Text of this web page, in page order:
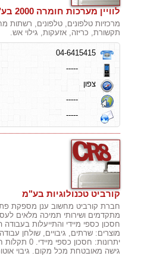
קורביט טכנולוגיות בע"מ
חברת קורביט מחשוב ענן מספקת
מתקדמים ושירותי תמיכה מלאים
חסכון כספי מיידי והתייעלות
מוצרים: שרתים, גיבויים, שולחן
יתרונות:
גישה מאובטחת מכל מקום. גיבוי
לוויין מערכות חומרה 2000 בע"מ
מרכזיות טלפונים, טלפונים, רשתות
תקשורת, כריזה, אזעקות, גילוי אש.
04-6415415
-----
צפון
-----
-----